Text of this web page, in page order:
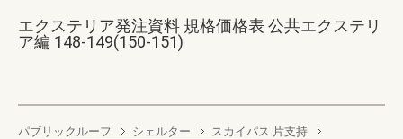
エクステリア発注資料 規格価格表 公共エクステリ
ア編 148-149(150-151)
パブリックルーフ シェルター スカイパス 片支持